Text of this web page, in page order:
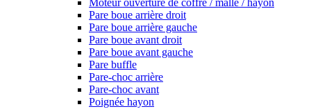
Moteur ouverture de coffre / malle / hayon
Pare boue arrière droit
Pare boue arrière gauche
Pare boue avant droit
Pare boue avant gauche
Pare buffle
Pare-choc arrière
Pare-choc avant
Poignée hayon